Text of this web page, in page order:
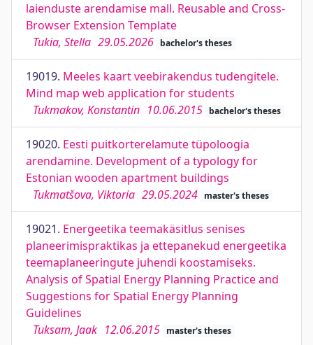
laienduste arendamise mall. Reusable and Cross-
Browser Extension Template
Tukia, Stella 29.05.2026 bachelor's theses
19019. Meeles kaart veebirakendus tudengitele.
Mind map web application for students
Tukmakov, Konstantin 10.06.2015 bachelor's theses
19020. Eesti puitkorterelamute tüpoloogia
arendamine. Development of a typology for
Estonian wooden apartment buildings
Tukmatšova, Viktoria 29.05.2024 master's theses
19021. Energeetika teemakäsitlus senises
planeerimispraktikas ja ettepanekud energeetika
teemaplaneeringute juhendi koostamiseks.
Analysis of Spatial Energy Planning Practice and
Suggestions for Spatial Energy Planning
Guidelines
Tuksam, Jaak 12.06.2015 master's theses